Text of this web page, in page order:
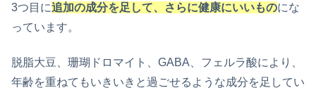
3つ目に追加の成分を足して、さらに健康にいいものにな
っています。
脱脂大豆、珊瑚ドロマイト、GABA、フェルラ酸により、
年齢を重ねてもいきいきと過ごせるような成分を足してい